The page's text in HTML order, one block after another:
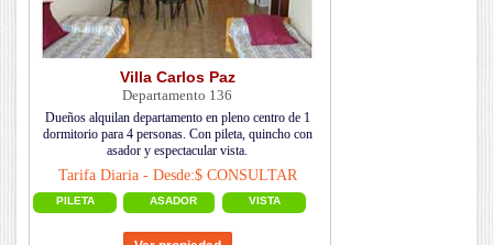
Villa Carlos Paz
Departamento 136
Dueños alquilan departamento en pleno centro de 1
dormitorio para 4 personas. Con pileta, quincho con
asador y espectacular vista.
Tarifa Diaria - Desde:$ CONSULTAR
PILETA ASADOR VISTA